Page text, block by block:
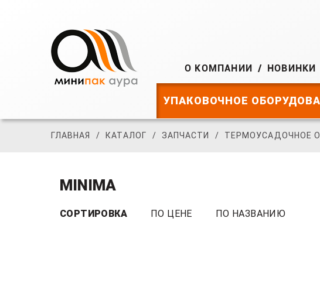
О КОМПАНИИ НОВИНКИ
УПАКОВОЧНОЕ
ГЛАВНАЯ КАТАЛОГ ЗАПЧАСТИ ТЕРМОУСАДОЧНОЕ
MINIMA
СОРТИРОВКА ПО ЦЕНЕ ПО НАЗВАНИЮ